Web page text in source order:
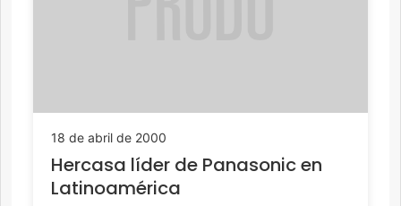
18 de abril de 2000
Hercasa líder de Panasonic en
Latinoamérica